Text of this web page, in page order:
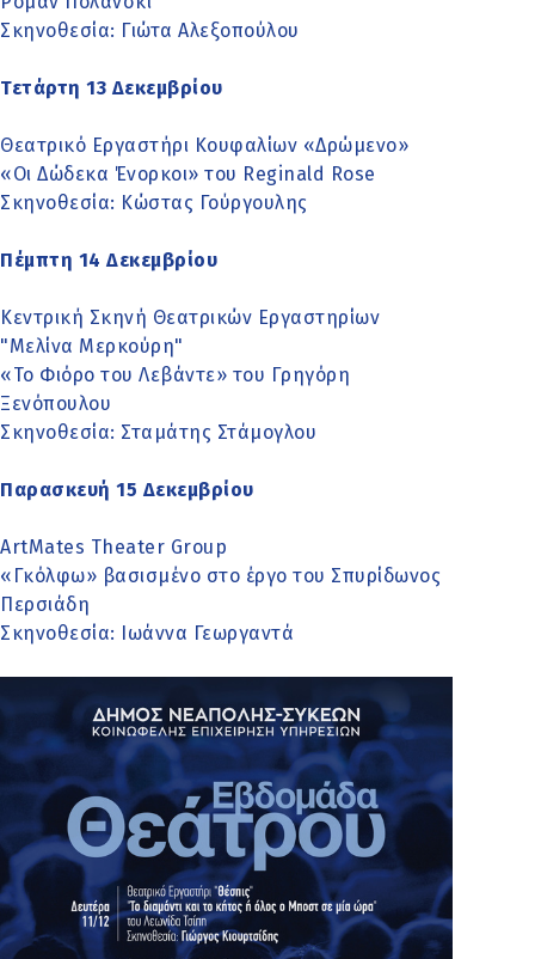
Σκηνοθεσία: Γιώτα Αλεξοπούλου
Τετάρτη 13 Δεκεμβρίου
Θεατρικό Εργαστήρι Κουφαλίων «Δρώμενο»
«Οι Δώδεκα Ένορκοι» του Reginald Rose
Σκηνοθεσία: Κώστας Γούργουλης
Πέμπτη 14 Δεκεμβρίου
Κεντρική Σκηνή Θεατρικών Εργαστηρίων
"Μελίνα Μερκούρη"
«Το Φιόρο του Λεβάντε» του Γρηγόρη
Ξενόπουλου
Σκηνοθεσία: Σταμάτης Στάμογλου
Παρασκευή 15 Δεκεμβρίου
ArtMates Theater Group
«Γκόλφω» βασισμένο στο έργο του Σπυρίδωνος
Περσιάδη
Σκηνοθεσία: Ιωάννα Γεωργαντά